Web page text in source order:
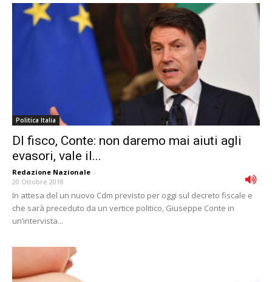
Politica Italia
Dl fisco, Conte: non daremo mai aiuti agli
evasori, vale il...
Redazione Nazionale -
20 Ottobre 2018
In attesa del un nuovo Cdm previsto per oggi sul decreto fiscale e
che sarà preceduto da un vertice politico, Giuseppe Conte in
un’intervista...